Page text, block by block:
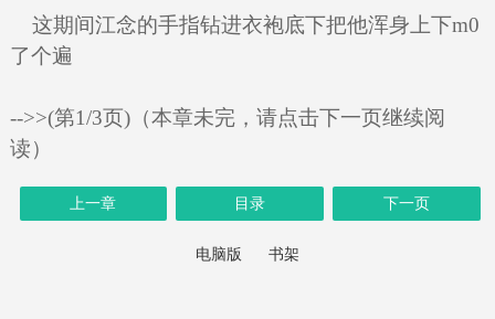
这期间江念的手指钻进衣袍底下把他浑身上下m0
了个遍
-->>(第1/3页)（本章未完，请点击下一页继续阅
读）
上一章 目录 下一页
电脑版 书架